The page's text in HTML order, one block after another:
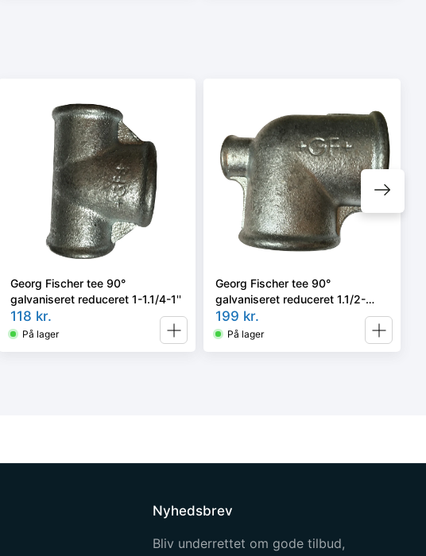
Georg Fischer tee 90°
galvaniseret reduceret 1-1.1/4-1''
118 kr.
På lager
Georg Fischer tee 90°
galvaniseret reduceret 1.1/2-
1.1/2-1.1/4''
199 kr.
På lager
Nyhedsbrev
Bliv underrettet om gode tilbud,